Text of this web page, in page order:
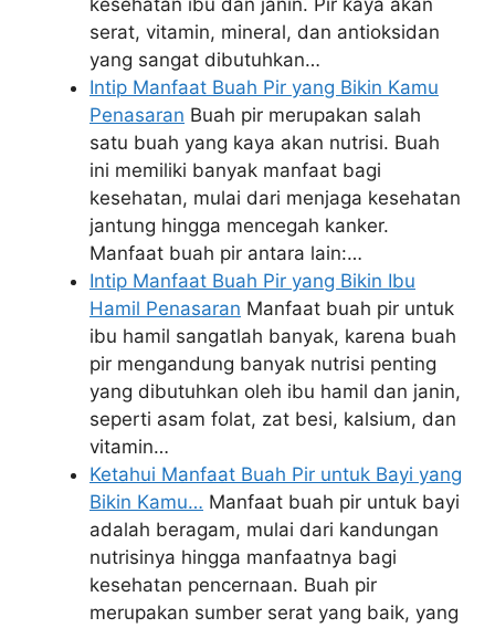
kesehatan ibu dan janin. Pir kaya akan
serat, vitamin, mineral, dan antioksidan
yang sangat dibutuhkan…
Intip Manfaat Buah Pir yang Bikin Kamu
Penasaran Buah pir merupakan salah
satu buah yang kaya akan nutrisi. Buah
ini memiliki banyak manfaat bagi
kesehatan, mulai dari menjaga kesehatan
jantung hingga mencegah kanker.
Manfaat buah pir antara lain:…
Intip Manfaat Buah Pir yang Bikin Ibu
Hamil Penasaran Manfaat buah pir untuk
ibu hamil sangatlah banyak, karena buah
pir mengandung banyak nutrisi penting
yang dibutuhkan oleh ibu hamil dan janin,
seperti asam folat, zat besi, kalsium, dan
vitamin…
Ketahui Manfaat Buah Pir untuk Bayi yang
Bikin Kamu… Manfaat buah pir untuk bayi
adalah beragam, mulai dari kandungan
nutrisinya hingga manfaatnya bagi
kesehatan pencernaan. Buah pir
merupakan sumber serat yang baik, yang